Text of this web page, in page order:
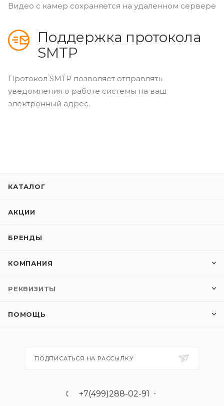
Видео с камер сохраняется на удаленном сервере
Поддержка протокола
SMTP
Протокол SMTP позволяет отправлять
уведомления о работе системы на ваш
электронный адрес.
КАТАЛОГ
АКЦИИ
БРЕНДЫ
КОМПАНИЯ
РЕКВИЗИТЫ
ПОМОЩЬ
ПОДПИСАТЬСЯ НА РАССЫЛКУ
+7(499)288-02-91